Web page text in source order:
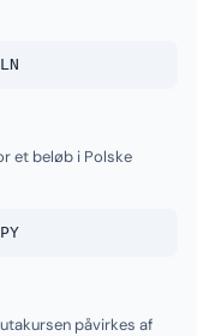
et beløb i Polske
påvirkes af